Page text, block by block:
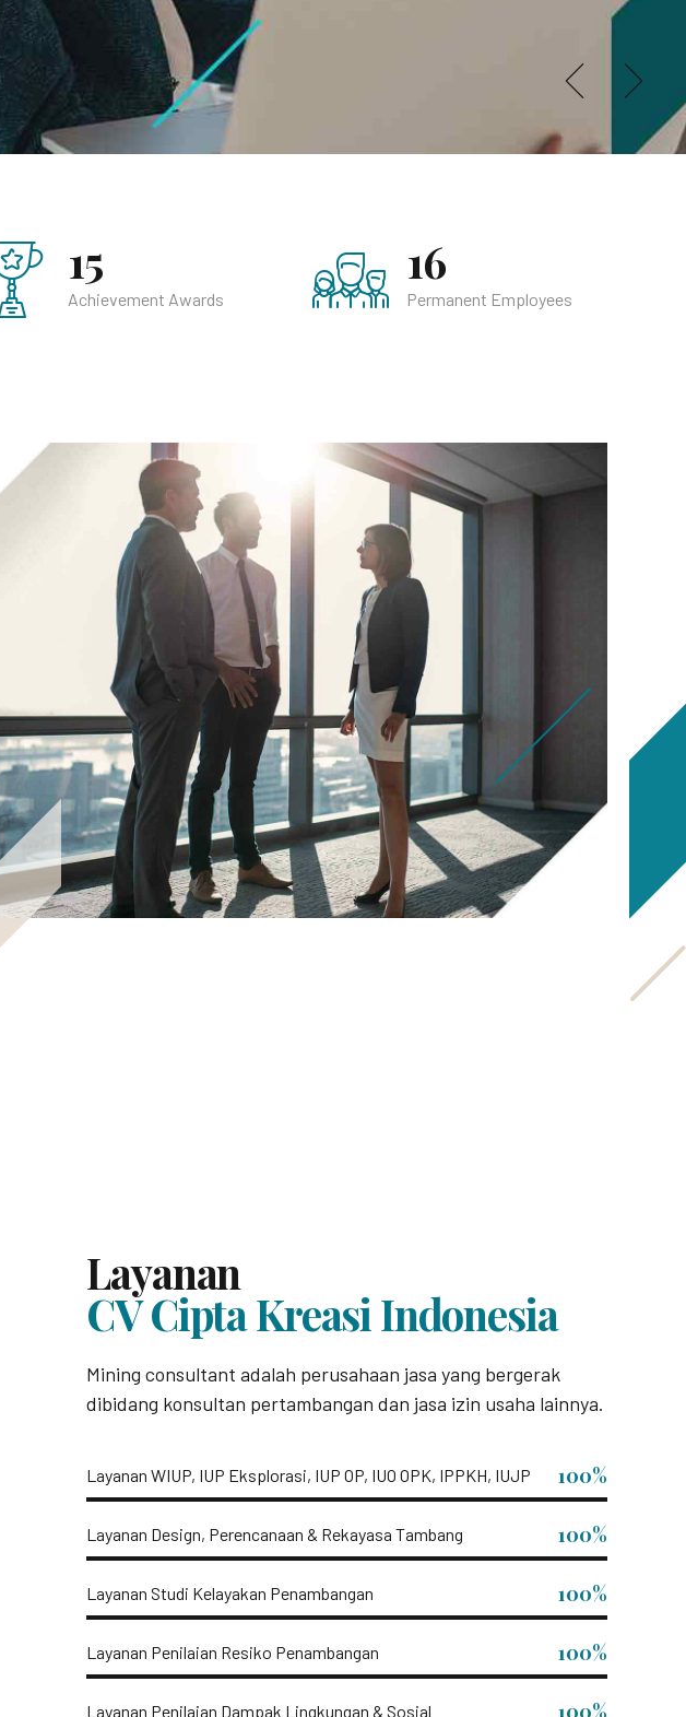
15
Achievement Awards
16
Permanent Employees
Layanan
CV Cipta Kreasi Indonesia
Mining consultant adalah perusahaan jasa yang bergerak
dibidang konsultan pertambangan dan jasa izin usaha lainnya.
Layanan WIUP, IUP Eksplorasi, IUP OP, IUO OPK, IPPKH, IUJP 100%
Layanan Design, Perencanaan & Rekayasa Tambang 100%
Layanan Studi Kelayakan Penambangan 100%
Layanan Penilaian Resiko Penambangan 100%
Layanan Penilaian Dampak Lingkungan & Sosial 100%